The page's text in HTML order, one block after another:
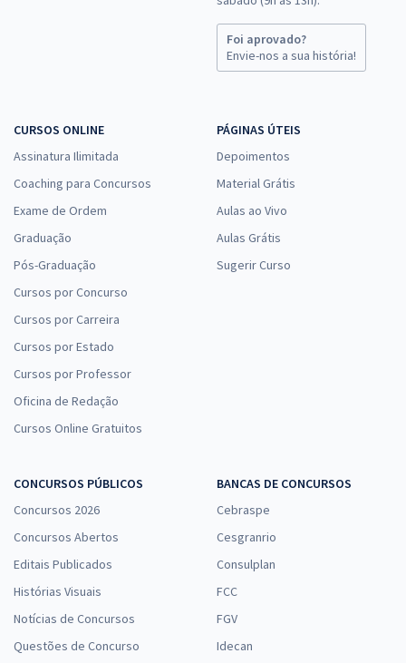
Foi aprovado?
Envie-nos a sua história!
CURSOS ONLINE
Assinatura Ilimitada
Coaching para Concursos
Exame de Ordem
Graduação
Pós-Graduação
Cursos por Concurso
Cursos por Carreira
Cursos por Estado
Cursos por Professor
Oficina de Redação
Cursos Online Gratuitos
PÁGINAS ÚTEIS
Depoimentos
Material Grátis
Aulas ao Vivo
Aulas Grátis
Sugerir Curso
CONCURSOS PÚBLICOS
Concursos 2026
Concursos Abertos
Editais Publicados
Histórias Visuais
Notícias de Concursos
Questões de Concurso
BANCAS DE CONCURSOS
Cebraspe
Cesgranrio
Consulplan
FCC
FGV
Idecan